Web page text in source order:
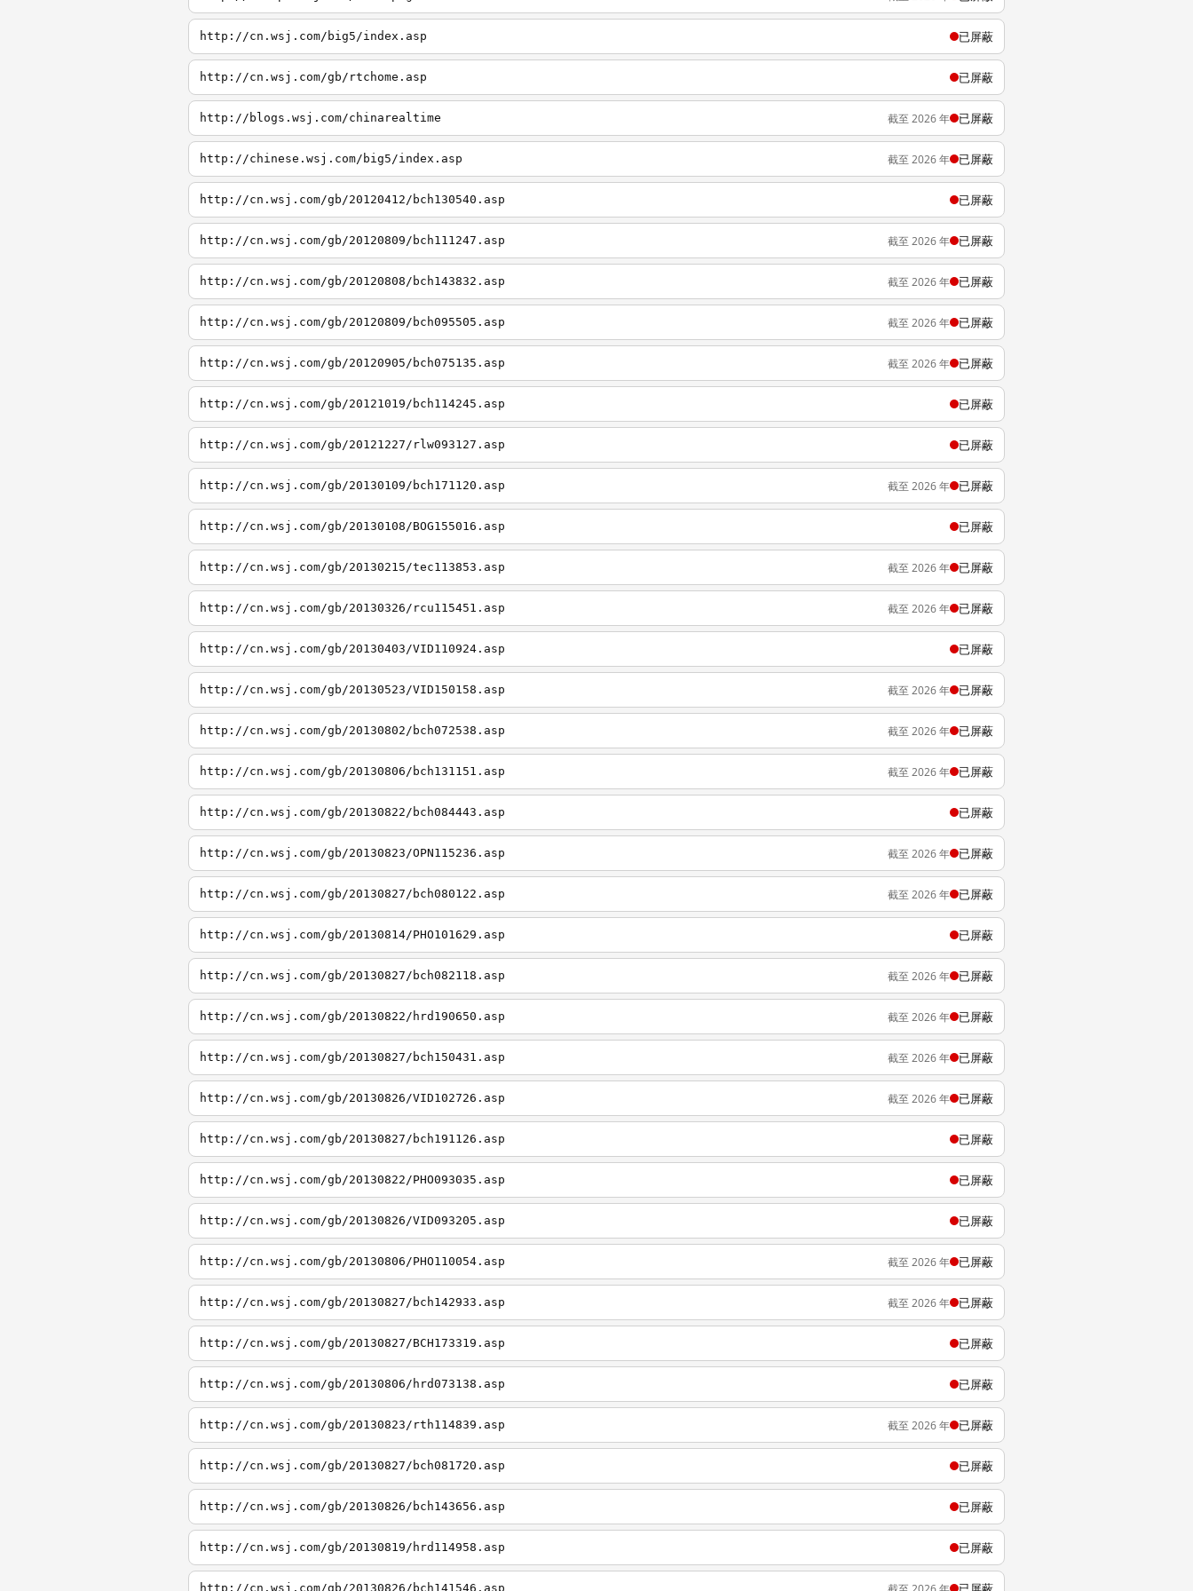
http://cn.wsj.com/big5/index.asp 已屏蔽
http://cn.wsj.com/gb/rtchome.asp 已屏蔽
http://blogs.wsj.com/chinarealtime 截至 2026 年 已屏蔽
http://chinese.wsj.com/big5/index.asp 截至 2026 年 已屏蔽
http://cn.wsj.com/gb/20120412/bch130540.asp 已屏蔽
http://cn.wsj.com/gb/20120809/bch111247.asp 截至 2026 年 已屏蔽
http://cn.wsj.com/gb/20120808/bch143832.asp 截至 2026 年 已屏蔽
http://cn.wsj.com/gb/20120809/bch095505.asp 截至 2026 年 已屏蔽
http://cn.wsj.com/gb/20120905/bch075135.asp 截至 2026 年 已屏蔽
http://cn.wsj.com/gb/20121019/bch114245.asp 已屏蔽
http://cn.wsj.com/gb/20121227/rlw093127.asp 已屏蔽
http://cn.wsj.com/gb/20130109/bch171120.asp 截至 2026 年 已屏蔽
http://cn.wsj.com/gb/20130108/BOG155016.asp 已屏蔽
http://cn.wsj.com/gb/20130215/tec113853.asp 截至 2026 年 已屏蔽
http://cn.wsj.com/gb/20130326/rcu115451.asp 截至 2026 年 已屏蔽
http://cn.wsj.com/gb/20130403/VID110924.asp 已屏蔽
http://cn.wsj.com/gb/20130523/VID150158.asp 截至 2026 年 已屏蔽
http://cn.wsj.com/gb/20130802/bch072538.asp 截至 2026 年 已屏蔽
http://cn.wsj.com/gb/20130806/bch131151.asp 截至 2026 年 已屏蔽
http://cn.wsj.com/gb/20130822/bch084443.asp 已屏蔽
http://cn.wsj.com/gb/20130823/OPN115236.asp 截至 2026 年 已屏蔽
http://cn.wsj.com/gb/20130827/bch080122.asp 截至 2026 年 已屏蔽
http://cn.wsj.com/gb/20130814/PHO101629.asp 已屏蔽
http://cn.wsj.com/gb/20130827/bch082118.asp 截至 2026 年 已屏蔽
http://cn.wsj.com/gb/20130822/hrd190650.asp 截至 2026 年 已屏蔽
http://cn.wsj.com/gb/20130827/bch150431.asp 截至 2026 年 已屏蔽
http://cn.wsj.com/gb/20130826/VID102726.asp 截至 2026 年 已屏蔽
http://cn.wsj.com/gb/20130827/bch191126.asp 已屏蔽
http://cn.wsj.com/gb/20130822/PHO093035.asp 已屏蔽
http://cn.wsj.com/gb/20130826/VID093205.asp 已屏蔽
http://cn.wsj.com/gb/20130806/PHO110054.asp 截至 2026 年 已屏蔽
http://cn.wsj.com/gb/20130827/bch142933.asp 截至 2026 年 已屏蔽
http://cn.wsj.com/gb/20130827/BCH173319.asp 已屏蔽
http://cn.wsj.com/gb/20130806/hrd073138.asp 已屏蔽
http://cn.wsj.com/gb/20130823/rth114839.asp 截至 2026 年 已屏蔽
http://cn.wsj.com/gb/20130827/bch081720.asp 已屏蔽
http://cn.wsj.com/gb/20130826/bch143656.asp 已屏蔽
http://cn.wsj.com/gb/20130819/hrd114958.asp 已屏蔽
http://cn.wsj.com/gb/20130826/bch141546.asp